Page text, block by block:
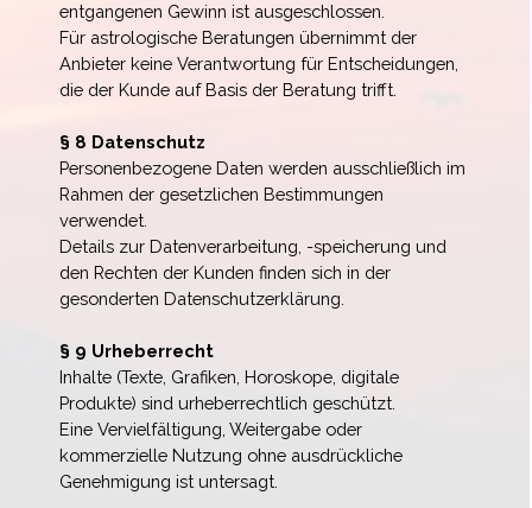
entgangenen Gewinn ist ausgeschlossen.
Für astrologische Beratungen übernimmt der
Anbieter keine Verantwortung für Entscheidungen,
die der Kunde auf Basis der Beratung trifft.
§ 8 Datenschutz
Personenbezogene Daten werden ausschließlich im
Rahmen der gesetzlichen Bestimmungen
verwendet.
Details zur Datenverarbeitung, -speicherung und
den Rechten der Kunden finden sich in der
gesonderten Datenschutzerklärung.
§ 9 Urheberrecht
Inhalte (Texte, Grafiken, Horoskope, digitale
Produkte) sind urheberrechtlich geschützt.
Eine Vervielfältigung, Weitergabe oder
kommerzielle Nutzung ohne ausdrückliche
Genehmigung ist untersagt.